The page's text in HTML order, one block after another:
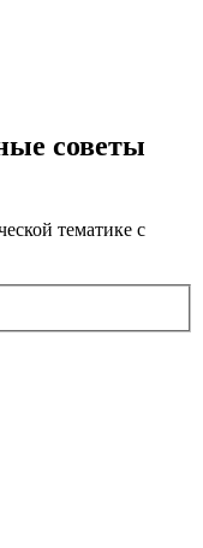
советы
тематике с